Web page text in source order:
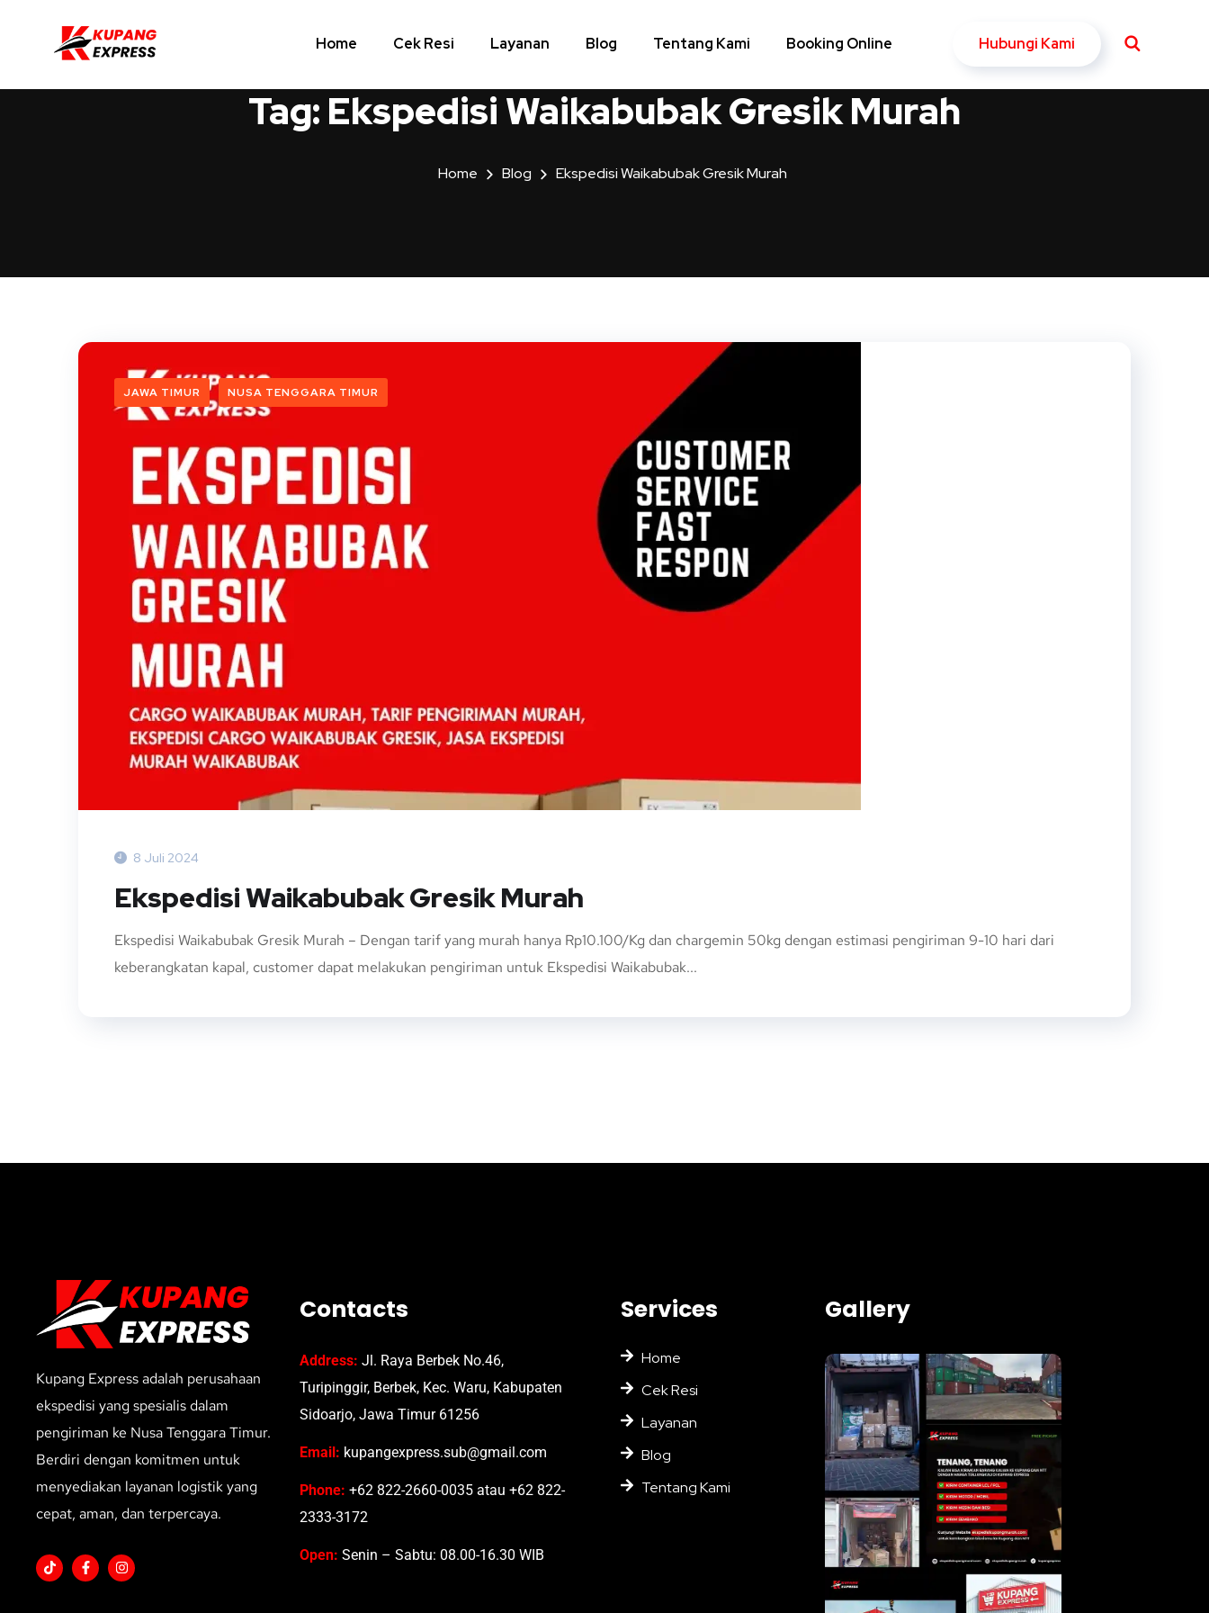
Home Cek Resi Layanan Blog Tentang Kami Booking Online Hubungi Kami
Tag: Ekspedisi Waikabubak Gresik Murah
Home Blog Ekspedisi Waikabubak Gresik Murah
JAWA TIMUR NUSA TENGGARA TIMUR
8 Juli 2024
Ekspedisi Waikabubak Gresik Murah
Ekspedisi Waikabubak Gresik Murah – Dengan tarif yang murah hanya Rp10.100/Kg dan chargemin 50kg dengan estimasi pengiriman 9-10 hari dari
keberangkatan kapal, customer dapat melakukan pengiriman untuk Ekspedisi Waikabubak...
Kupang Express adalah perusahaan
ekspedisi yang spesialis dalam
pengiriman ke Nusa Tenggara Timur.
Berdiri dengan komitmen untuk
menyediakan layanan logistik yang
cepat, aman, dan terpercaya.
Contacts
Address: Jl. Raya Berbek No.46,
Turipinggir, Berbek, Kec. Waru, Kabupaten
Sidoarjo, Jawa Timur 61256
Email: kupangexpress.sub@gmail.com
Phone: +62 822-2660-0035 atau +62 822-
2333-3172
Open: Senin – Sabtu: 08.00-16.30 WIB
Services
Home
Cek Resi
Layanan
Blog
Tentang Kami
Gallery